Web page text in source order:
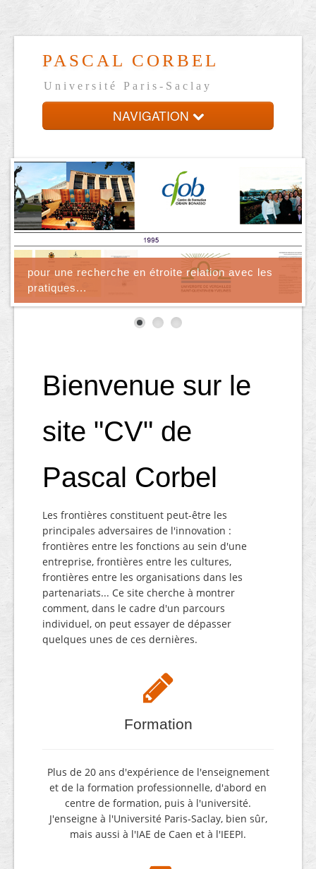
PASCAL CORBEL
Université Paris-Saclay
NAVIGATION
Présentation
CV en ligne
Liens
En français
pour une recherche en étroite relation avec les
pratiques...
Bienvenue sur le
site "CV" de
Pascal Corbel
Les frontières constituent peut-être les
principales adversaires de l'innovation :
frontières entre les fonctions au sein d'une
entreprise, frontières entre les cultures,
frontières entre les organisations dans les
partenariats... Ce site cherche à montrer
comment, dans le cadre d'un parcours
individuel, on peut essayer de dépasser
quelques unes de ces dernières.
Formation
Plus de 20 ans d'expérience de l'enseignement
et de la formation professionnelle, d'abord en
centre de formation, puis à l'université.
J'enseigne à l'Université Paris-Saclay, bien sûr,
mais aussi à l'IAE de Caen et à l'IEEPI.